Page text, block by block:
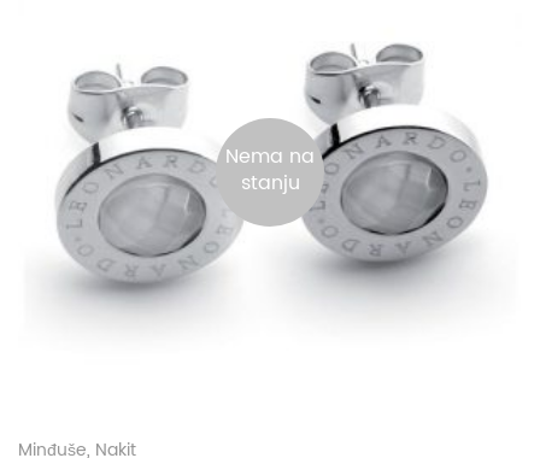
Nema na
stanju
Minđuše, Nakit